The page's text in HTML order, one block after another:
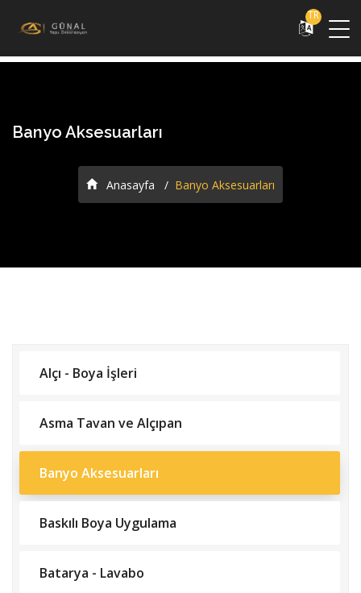
TR
Banyo Aksesuarları
Anasayfa Banyo Aksesuarları
Alçı - Boya İşleri
Asma Tavan ve Alçıpan
Banyo Aksesuarları
Baskılı Boya Uygulama
Batarya - Lavabo